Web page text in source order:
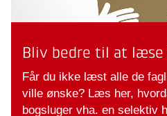
Bliv bedre til at
Får du ikke læst alle de
ville ønske? Læs her,
bogsluger vha. en selektiv